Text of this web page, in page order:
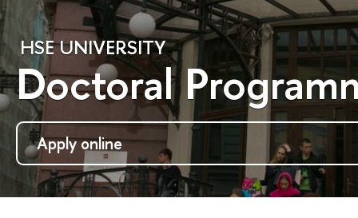
HSE UNIVERSITY
Doctoral
Apply online